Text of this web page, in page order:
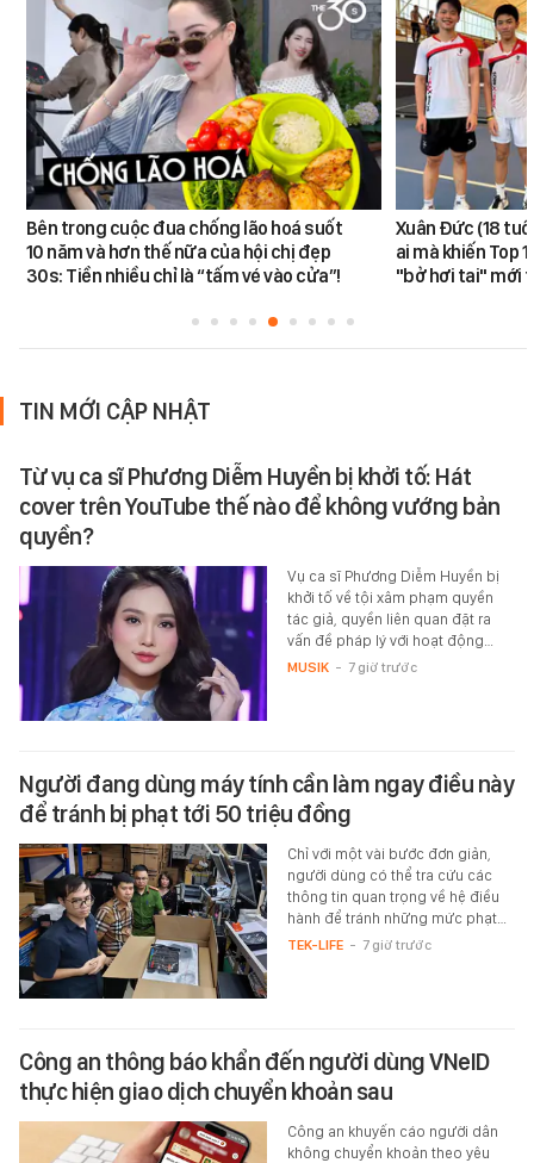
Bên trong cuộc đua chống lão hoá suốt
10 năm và hơn thế nữa của hội chị đẹp
30s: Tiền nhiều chỉ là “tấm vé vào cửa”!
Xuân Đức (18
ai mà khiến Top
"bở hơi tai" mới
TIN MỚI CẬP NHẬT
Từ vụ ca sĩ Phương Diễm Huyền bị khởi tố: Hát
cover trên YouTube thế nào để không vướng bản
quyền?
Vụ ca sĩ Phương Diễm Huyền bị
khởi tố về tội xâm phạm quyền
tác giả, quyền liên quan đặt ra
vấn đề pháp lý với hoạt động…
MUSIK - 7 giờ trước
Người đang dùng máy tính cần làm ngay điều này
để tránh bị phạt tới 50 triệu đồng
Chỉ với một vài bước đơn giản,
người dùng có thể tra cứu các
thông tin quan trọng về hệ điều
hành để tránh những mức phạt…
TEK-LIFE - 7 giờ trước
Công an thông báo khẩn đến người dùng VNeID
thực hiện giao dịch chuyển khoản sau
Công an khuyến cáo người dân
không chuyển khoản theo yêu